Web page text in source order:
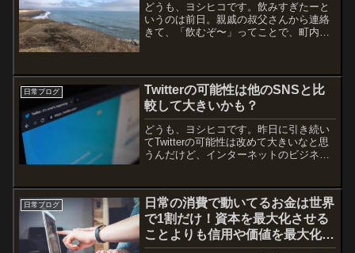
どうも、ヨシヒコです。飲みすぎたーと
いうのは前日。親戚の叔父さんから連絡
きて、「飲むぞ〜」ってことで、町内で
して、銀次郎の散歩をいつ...
日常ブログ
Twitterの可能性は他のSNSと比
較して大きいかも？
どうも、ヨシヒコです。昨日に引き続い
てTwitterの可能性は改めて大きいなと思
うんだけど、インターネットのビジネス
一億円」で有名な著者です。元々大学を
卒業してキャノン...
日常ブログ
日常の消費で動いてるお金は世界
で1割だけ！資本を最大化させる
ことよりも信用や価値を最大化さ
せる価値主義の世界！